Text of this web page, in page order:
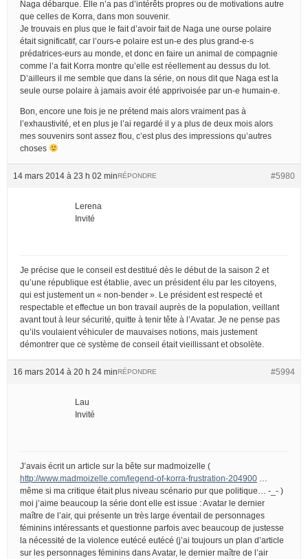
Naga débarque. Elle n’a pas d’intérêts propres ou de motivations autre
que celles de Korra, dans mon souvenir.
Je trouvais en plus que le fait d’avoir fait de Naga une ourse polaire
était significatif, car l’ours-e polaire est un-e des plus grand-e-s
prédatrices-eurs au monde, et donc en faire un animal de compagnie
comme l’a fait Korra montre qu’elle est réellement au dessus du lot.
D’ailleurs il me semble que dans la série, on nous dit que Naga est la
seule ourse polaire à jamais avoir été apprivoisée par un-e humain-e.
Bon, encore une fois je ne prétend mais alors vraiment pas à
l’exhaustivité, et en plus je l’ai regardé il y a plus de deux mois alors
mes souvenirs sont assez flou, c’est plus des impressions qu’autres
choses
14 mars 2014 à 23 h 02 min #5980
RÉPONDRE
Lerena
Invité
Je précise que le conseil est destitué dès le début de la saison 2 et
qu’une république est établie, avec un président élu par les citoyens,
qui est justement un « non-bender ». Le président est respecté et
respectable et effectue un bon travail auprès de la population, veillant
avant tout à leur sécurité, quitte à tenir tête à l’Avatar. Je ne pense pas
qu’ils voulaient véhiculer de mauvaises notions, mais justement
démontrer que ce système de conseil était vieillissant et obsolète.
16 mars 2014 à 20 h 24 min #5994
RÉPONDRE
Lau
Invité
J’avais écrit un article sur la bête sur madmoizelle (
http://www.madmoizelle.com/legend-of-korra-frustration-204900
même si ma critique était plus niveau scénario pur que politique… -_- )
moi j’aime beaucoup la série dont elle est issue : Avatar le dernier
maître de l’air, qui présente un très large éventail de personnages
féminins intéressants et questionne parfois avec beaucoup de justesse
la nécessité de la violence eutécé eutécé (j’ai toujours un plan d’article
sur les personnages féminins dans Avatar, le dernier maître de l’air